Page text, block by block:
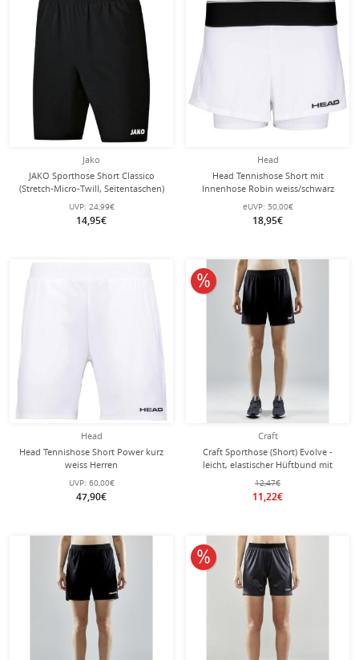
Jako
JAKO Sporthose Short Classico
(Stretch-Micro-Twill, Seitentaschen)
schwarz Kinder
UVP: 24,99€
14,95€
Head
Head Tennishose Short mit
Innenhose Robin weiss/schwarz
Damen
eUVP: 50,00€
18,95€
Head
Head Tennishose Short Power kurz
weiss Herren
UVP: 60,00€
47,90€
Craft
Craft Sporthose (Short) Evolve -
leicht, elastischer Hüftbund mit
Kordelzug, ohne Seitentaschen -
schwarz Damen
12,47€
11,22€
10% reduziert
10% reduziert